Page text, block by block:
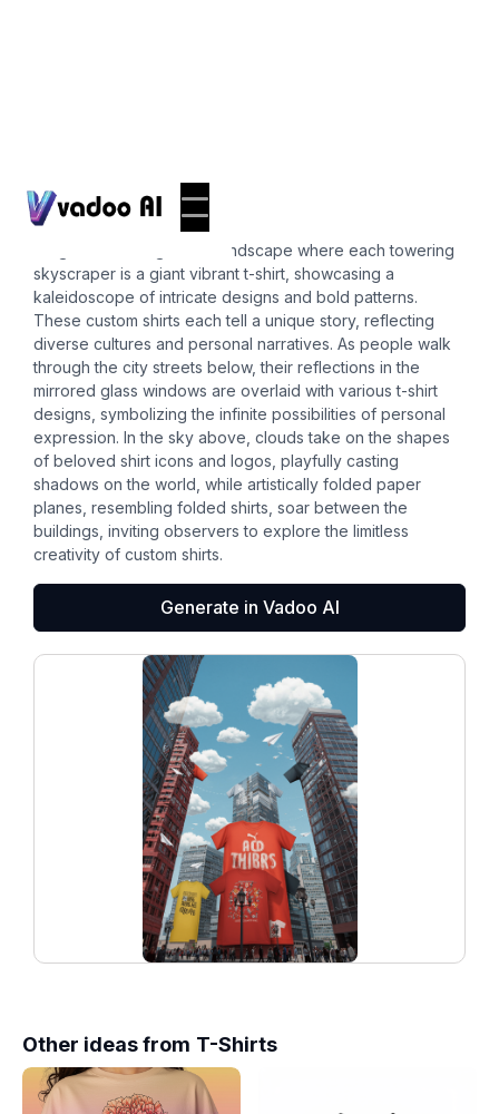
custom shirt
Imagine a bustling urban landscape where each towering
skyscraper is a giant vibrant t-shirt, showcasing a
kaleidoscope of intricate designs and bold patterns.
These custom shirts each tell a unique story, reflecting
diverse cultures and personal narratives. As people walk
through the city streets below, their reflections in the
mirrored glass windows are overlaid with various t-shirt
designs, symbolizing the infinite possibilities of personal
expression. In the sky above, clouds take on the shapes
of beloved shirt icons and logos, playfully casting
shadows on the world, while artistically folded paper
planes, resembling folded shirts, soar between the
buildings, inviting observers to explore the limitless
creativity of custom shirts.
Generate in Vadoo AI
Other ideas from T-Shirts